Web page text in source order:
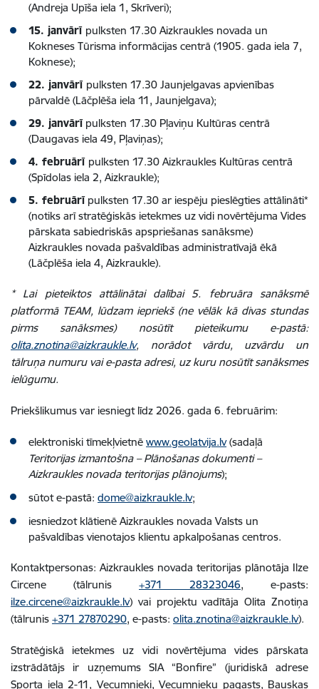
(Andreja Upīša iela 1, Skrīveri);
15. janvārī pulksten 17.30 Aizkraukles novada un
Kokneses Tūrisma informācijas centrā (1905. gada iela 7,
Koknese);
22. janvārī pulksten 17.30 Jaunjelgavas apvienības
pārvaldē (Lāčplēša iela 11, Jaunjelgava);
29. janvārīpulksten 17.30 Pļaviņu Kultūras centrā
(Daugavas iela 49, Pļaviņas);
4. februārī pulksten 17.30 Aizkraukles Kultūras centrā
(Spīdolas iela 2, Aizkraukle);
5. februārīpulksten 17.30 ar iespēju pieslēgties attālināti*
(notiks arī stratēģiskās ietekmes uz vidi novērtējuma Vides
pārskata sabiedriskās apspriešanas sanāksme)
Aizkraukles novada pašvaldības administratīvajā ēkā
(Lāčplēša iela 4, Aizkraukle).
* Lai pieteiktos attālinātai dalībai 5. februāra sanāksmē
platformā TEAM, lūdzam iepriekš (ne vēlāk kā divas stundas
pirms sanāksmes) nosūtīt pieteikumu e-pastā:
olita.znotina@aizkraukle.lv, norādot vārdu, uzvārdu un
tālruņa numuru vai e-pasta adresi, uz kuru nosūtīt sanāksmes
ielūgumu.
Priekšlikumus var iesniegt līdz 2026. gada 6. februārim:
elektroniski tīmekļvietnē www.geolatvija.lv(sadaļā
Teritorijas izmantošna – Plānošanas dokumenti –
Aizkraukles novada teritorijas plānojums);
sūtot e-pastā: dome@aizkraukle.lv;
iesniedzot klātienē Aizkraukles novada Valsts un
pašvaldības vienotajos klientu apkalpošanas centros.
Kontaktpersonas: Aizkraukles novada teritorijas plānotāja Ilze
Circene (tālrunis +371 28323046, e-pasts:
ilze.circene@aizkraukle.lv) vai projektu vadītāja Olita Znotiņa
(tālrunis +371 27870290, e-pasts: olita.znotina@aizkraukle.lv).
Stratēģiskā ietekmes uz vidi novērtējuma vides pārskata
izstrādātājs ir uzņemums SIA “Bonfire” (juridiskā adrese
Sporta iela 2-11, Vecumnieki, Vecumnieku pagasts, Bauskas